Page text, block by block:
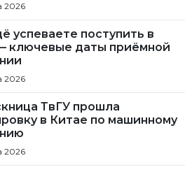
2026
успеваете поступить в
ключевые даты приёмной
2026
ТвГУ прошла
в Китае по машинному
2026